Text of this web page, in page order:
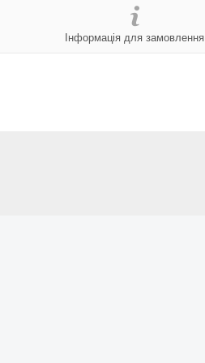
Інформація для замовлення